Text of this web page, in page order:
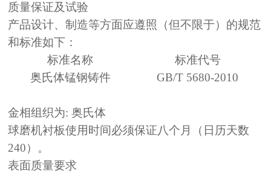
质量保证及试验
产品设计、制造等方面应遵照（但不限于）的规范
和标准如下：
标准名称
标准代号
奥氏体锰钢铸件
GB/T 5680-2010
金相组织为:奥氏体
球磨机衬板使用时间必须保证八个月（日历天数
240）。
表面质量要求